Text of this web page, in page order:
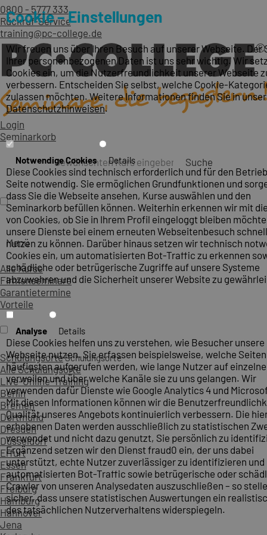
0800 - 5777 333
Rückruf-Service
training@pc-college.de
Login
Seminarkorb
Suche
Menü
Alle Kurse
Firmenseminare
Garantietermine
Vorteile
SchulungsorteSchulungsorte
Alle Schulungsorte
Live-Online-Training
Berlin
Bremen
Dortmund
Dresden
Düsseldorf
Erfurt
Essen
Frankfurt
Freiburg
Hamburg
Hannover
Jena
Cookie – Einstellungen
Wir freuen uns über Ihren Besuch auf unserer Webseite. Der
Ihrer personenbezogenen Daten ist uns sehr wichtig. Wir
Cookies ein, um die Nutzerfreundlichkeit unserer Webseite
verbessern. Entscheiden Sie selbst, welche Cookie-
zulassen möchten. Weitere Informationen finden Sie in
Datenschutzhinweisen.
Notwendige Cookies Details
Diese Cookies sind technisch erforderlich und für den
Seite notwendig. Sie ermöglichen Grundfunktionen und
dass Sie die Webseite ansehen, Kurse auswählen und den
Seminarkorb befüllen können. Weiterhin erkennen wir mit
von Cookies, ob Sie in Ihrem Profil eingeloggt bleiben
unsere Dienste bei einem erneuten Webseitenbesuch
nutzen zu können. Darüber hinaus setzen wir technisch
Cookies ein, um automatisierten Bot-Traffic zu erkennen
schädliche oder betrügerische Zugriffe auf unsere Systeme
abzuwehren und die Sicherheit unserer Website zu
Analyse Details
Diese Cookies helfen uns zu verstehen, wie Besucher unsere
Webseite nutzen. Sie erfassen beispielsweise, welche
häufigsten aufgerufen werden, wie lange Nutzer auf
verweilen und über welche Kanäle sie zu uns gelangen. Wir
verwenden dafür Dienste wie Google Analytics 4 und
Mit diesen Informationen können wir die
Qualität unseres Angebots kontinuierlich verbessern. Die
erhobenen Daten werden ausschließlich zu statistischen
verwendet und nicht dazu genutzt, Sie persönlich zu
Ergänzend setzen wir den Dienst fraud0 ein, der uns dabei
unterstützt, echte Nutzer zuverlässiger zu identifizieren und
automatisierten Bot-Traffic sowie betrügerische oder
Crawler von unseren Analysedaten auszuschließen – so
sicher, dass unsere statistischen Auswertungen ein
des tatsächlichen Nutzerverhaltens widerspiegeln.